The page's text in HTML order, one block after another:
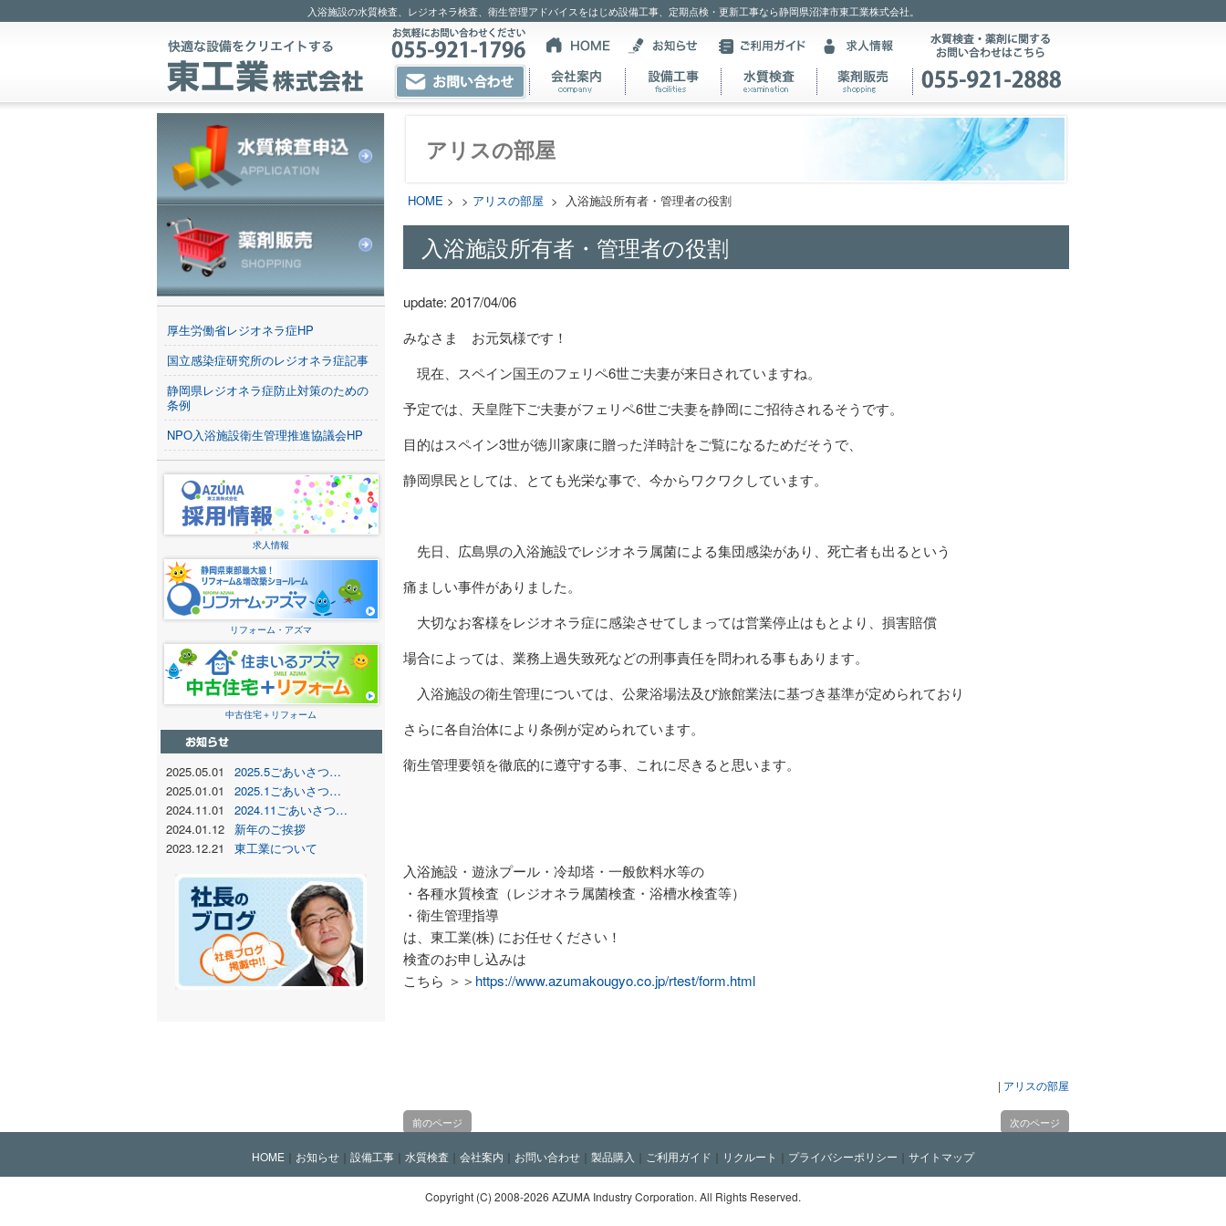
入浴施設の水質検査、レジオネラ検査、衛生管理アドバイスをはじめ設備工事、定期点検・更新工事なら静岡県沼津市東工業株式会社。
アリスの部屋
HOME > > アリスの部屋 > 入浴施設所有者・管理者の役割
入浴施設所有者・管理者の役割
update: 2017/04/06
みなさま お元気様です！
現在、スペイン国王のフェリペ6世ご夫妻が来日されていますね。
予定では、天皇陛下ご夫妻がフェリペ6世ご夫妻を静岡にご招待されるそうです。
目的はスペイン3世が徳川家康に贈った洋時計をご覧になるためだそうで、
静岡県民としては、とても光栄な事で、今からワクワクしています。
先日、広島県の入浴施設でレジオネラ属菌による集団感染があり、死亡者も出るという
痛ましい事件がありました。
大切なお客様をレジオネラ症に感染させてしまっては営業停止はもとより、損害賠償
場合によっては、業務上過失致死などの刑事責任を問われる事もあります。
入浴施設の衛生管理については、公衆浴場法及び旅館業法に基づき基準が定められており
さらに各自治体により条例が定められています。
衛生管理要領を徹底的に遵守する事、これに尽きると思います。
入浴施設・遊泳プール・冷却塔・一般飲料水等の
・各種水質検査（レジオネラ属菌検査・浴槽水検査等）
・衛生管理指導
は、東工業(株) にお任せください！
検査のお申し込みは
こちら ＞＞ https://www.azumakougyo.co.jp/rtest/form.html
| アリスの部屋
前のページ 次のページ
厚生労働省レジオネラ症HP
国立感染症研究所のレジオネラ症記事
静岡県レジオネラ症防止対策のための
条例
NPO入浴施設衛生管理推進協議会HP
求人情報
リフォーム・アズマ
中古住宅＋リフォーム
2025.05.01
2025.5ごあいさつ…
2025.01.01
2025.1ごあいさつ…
2024.11.01
2024.11ごあいさつ…
2024.01.12
新年のご挨拶
2023.12.21
東工業について
HOME ｜ お知らせ ｜ 設備工事 ｜ 水質検査 ｜ 会社案内 ｜ お問い合わせ ｜ 製品購入 ｜ ご利用ガイド ｜ リクルート ｜ プライバシーポリシー ｜ サイトマップ
Copyright (C) 2008-2026 AZUMA Industry Corporation. All Rights Reserved.